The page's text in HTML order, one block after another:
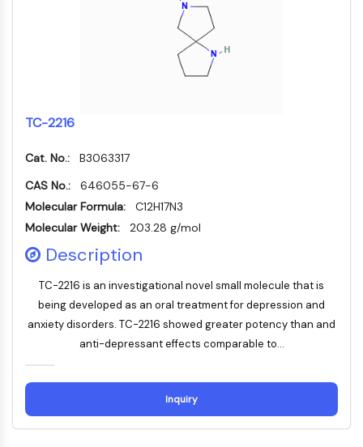
TRANSPORTEUR MEMBRANAIRE/CANAL
Canal ionique
GPCR/G PROTEIN
GPCR/G Protein
GPCR de classe C Synonymes : Famille
du glutamate
GPCR de classe B Synonymes: Famille
de la sécrétine
Related aux protéines G
GPCR de classe A Synonymes : Famille
de la rhodopsine
PROTAC
ATTECs
TC-2216
Cat. No.:
B3063317
CAS No.:
646055-67-6
Molecular Formula:
C12H17N3
Molecular Weight:
203.28 g/mol
Description
TC-2216 is an investigational novel small molecule that is
being developed as an oral treatment for depression and
anxiety disorders. TC-2216 showed greater potency than and
anti-depressant effects comparable to...
Inquiry